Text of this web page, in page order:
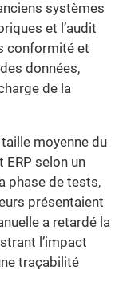
systèmes
et l’audit
conformité et
données,
de la
moyenne du
selon un
phase de tests,
présentaient
a retardé la
l’impact
traçabilité